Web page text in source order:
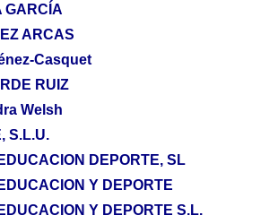
GARCÍA
ARCAS
Casquet
RUIZ
Welsh
S.L.U.
DEPORTE, SL
Y DEPORTE
Y DEPORTE S.L.